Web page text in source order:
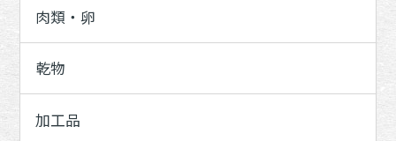
肉類・卵
乾物
加工品